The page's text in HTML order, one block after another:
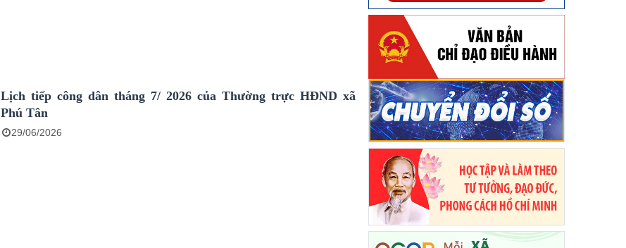
Lịch tiếp công dân tháng 7/ 2026 của Thường trực HĐND xã
Phú Tân
29/06/2026